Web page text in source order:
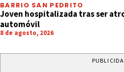
BARRIO SAN PEDRITO
Joven hospitalizada tras ser
automóvil
8 de agosto, 2026